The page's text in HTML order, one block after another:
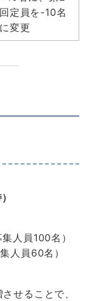
回定員を-10名
に変更
集人員100名）
集人員60名）
せることで、